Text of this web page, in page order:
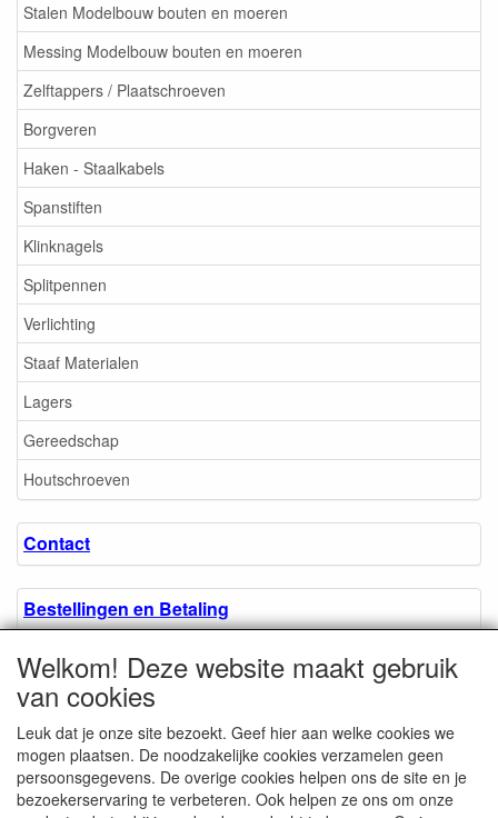
Stalen Modelbouw bouten en moeren
Messing Modelbouw bouten en moeren
Zelftappers / Plaatschroeven
Borgveren
Haken - Staalkabels
Spanstiften
Klinknagels
Splitpennen
Verlichting
Staaf Materialen
Lagers
Gereedschap
Houtschroeven
Contact
Bestellingen en Betaling
Algemene voorwaarden
Over ons.
Privacyverklaring
Welkom! Deze website maakt gebruik
van cookies
Leuk dat je onze site bezoekt. Geef hier aan welke cookies we
mogen plaatsen. De noodzakelijke cookies verzamelen geen
persoonsgegevens. De overige cookies helpen ons de site en je
bezoekerservaring te verbeteren. Ook helpen ze ons om onze